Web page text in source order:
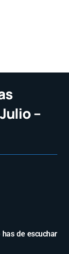
–
de escuchar